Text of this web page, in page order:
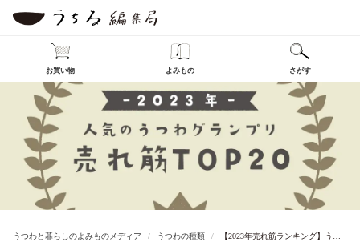
お買い物 よみもの さがす
うつわと暮らしのよみものメディア うつわの種類 【2023年売れ筋ランキング】うちるで人気の和食器TOP20